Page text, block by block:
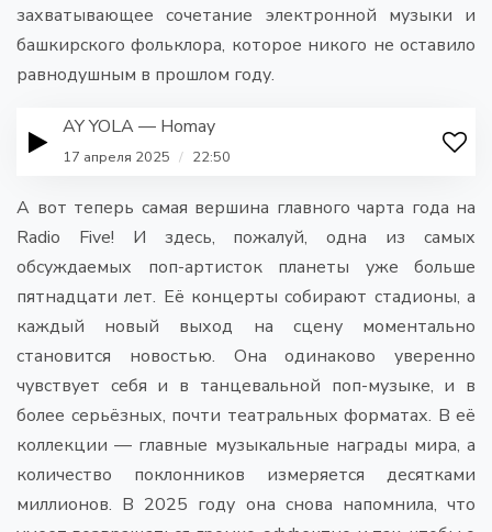
захватывающее сочетание электронной музыки и
башкирского фольклора, которое никого не оставило
равнодушным в прошлом году.
AY YOLA — Homay
17 апреля 2025 / 22:50
А вот теперь самая вершина главного чарта года на
Radio Five! И здесь, пожалуй, одна из самых
обсуждаемых поп-артисток планеты уже больше
пятнадцати лет. Её концерты собирают стадионы, а
каждый новый выход на сцену моментально
становится новостью. Она одинаково уверенно
чувствует себя и в танцевальной поп-музыке, и в
более серьёзных, почти театральных форматах. В её
коллекции — главные музыкальные награды мира, а
количество поклонников измеряется десятками
миллионов. В 2025 году она снова напомнила, что